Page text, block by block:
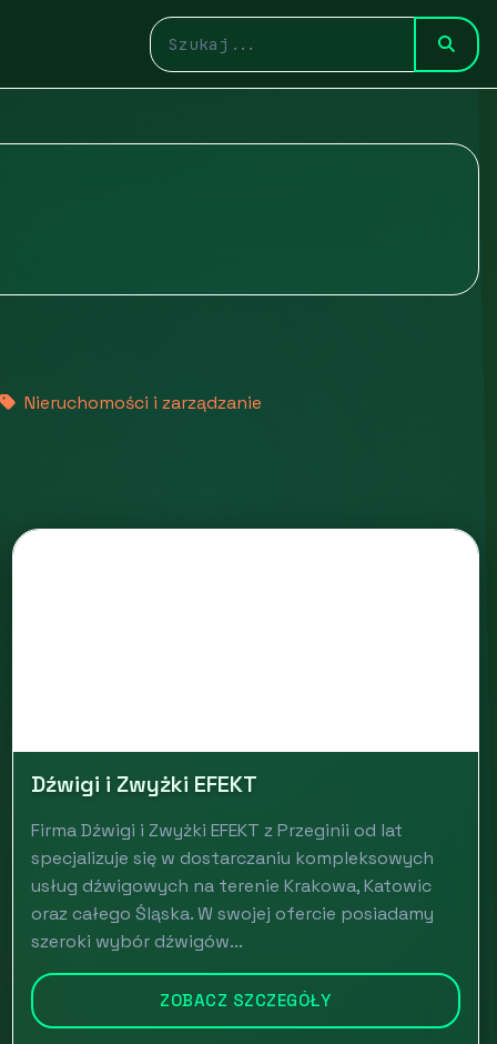
Nieruchomości i zarządzanie
Dźwigi i Zwyżki EFEKT
Firma Dźwigi i Zwyżki EFEKT z Przeginii od lat
specjalizuje się w dostarczaniu kompleksowych
usług dźwigowych na terenie Krakowa, Katowic
oraz całego Śląska. W swojej ofercie posiadamy
szeroki wybór dźwigów...
ZOBACZ SZCZEGÓŁY